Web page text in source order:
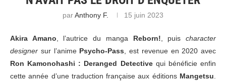
parAnthony F. 15 juin 2023
Akira Amano, l’autrice du manga Reborn!, puischaracter
designer sur l’anime Psycho-Pass, est revenue en 2020 avec
Ron Kamonohashi : Deranged Detectivequi bénéficie enfin
cette année d’une traduction française aux éditions Mangetsu.